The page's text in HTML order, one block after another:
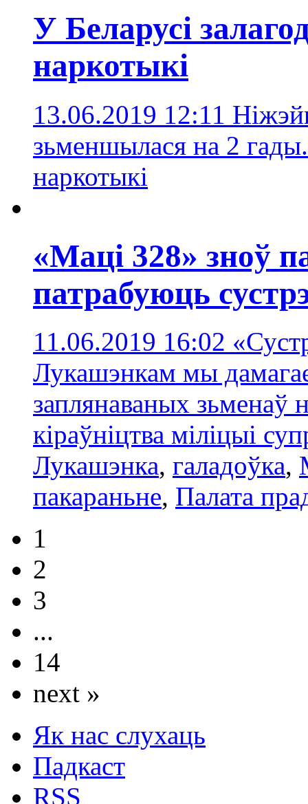
У Беларусі
наркотыкі
13.06.2019 12:11
зьменшылася на 2
наркотыкі
«Маці 328» зноў
патрабуюць
11.06.2019 16:02
Лукашэнкам мы
заплянаваных зьменаў
кіраўніцтва міліцыі
Лукашэнка, галадоўка,
пакараньне, Палата
1
2
3
...
14
next »
Як нас слухаць
Падкаст
RSS